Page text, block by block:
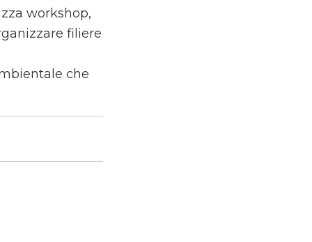
workshop,
filiere
che